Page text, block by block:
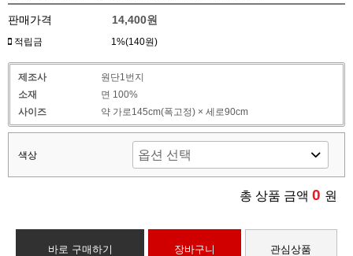
판매가격 14,400원
적립금 1%(140원)
제조사
원단1번지
소재
면 100%
사이즈
약 가로145cm(폭고정) × 세로90cm
색상
총 상품 금액 0 원
바로 구매하기 장바구니 관심상품